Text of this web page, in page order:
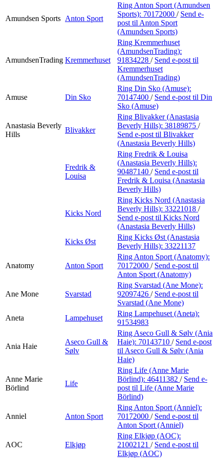
Amundsen Sports Anton Sport
Ring Anton Sport (Amundsen
Sports): 70172000 / Send e-
post til Anton Sport
(Amundsen Sports)
AmundsenTrading Kremmerhuset
Ring Kremmerhuset
(AmundsenTrading):
91834228 / Send e-post til
Kremmerhuset
(AmundsenTrading)
Amuse Din Sko
Ring Din Sko (Amuse):
70147400 / Send e-post til Din
Sko (Amuse)
Anastasia Beverly
Hills
Blivakker
Ring Blivakker (Anastasia
Beverly Hills): 38189875 /
Send e-post til Blivakker
(Anastasia Beverly Hills)
Fredrik &
Louisa
Ring Fredrik & Louisa
(Anastasia Beverly Hills):
90487140 / Send e-post til
Fredrik & Louisa (Anastasia
Beverly Hills)
Kicks Nord
Ring Kicks Nord (Anastasia
Beverly Hills): 33221018 /
Send e-post til Kicks Nord
(Anastasia Beverly Hills)
Kicks Øst
Ring Kicks Øst (Anastasia
Beverly Hills): 33221137
Anatomy Anton Sport
Ring Anton Sport (Anatomy):
70172000 / Send e-post til
Anton Sport (Anatomy)
Ane Mone Svarstad
Ring Svarstad (Ane Mone):
92097426 / Send e-post til
Svarstad (Ane Mone)
Aneta
Lampehuset
Ring Lampehuset (Aneta):
91534983
Ania Haie
Aseco Gull &
Sølv
Ring Aseco Gull & Sølv (Ania
Haie): 70143710 / Send e-post
til Aseco Gull & Sølv (Ania
Haie)
Anne Marie
Börlind
Life
Ring Life (Anne Marie
Börlind): 46411382 / Send e-
post til Life (Anne Marie
Börlind)
Anniel Anton Sport
Ring Anton Sport (Anniel):
70172000 / Send e-post til
Anton Sport (Anniel)
AOC Elkjøp
Ring Elkjøp (AOC):
21002121 / Send e-post til
Elkjøp (AOC)